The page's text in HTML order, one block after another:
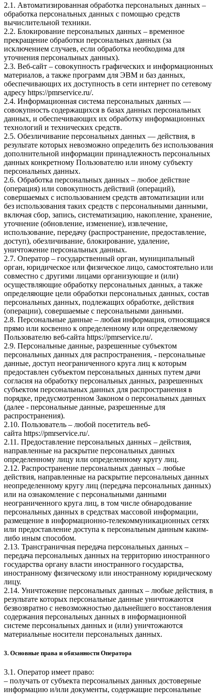
2.1. Автоматизированная обработка персональных данных –
обработка персональных данных с помощью средств
вычислительной техники.
2.2. Блокирование персональных данных – временное
прекращение обработки персональных данных (за
исключением случаев, если обработка необходима для
уточнения персональных данных).
2.3. Веб-сайт – совокупность графических и информационных
материалов, а также программ для ЭВМ и баз данных,
обеспечивающих их доступность в сети интернет по сетевому
адресу https://pmrservice.ru/.
2.4. Информационная система персональных данных —
совокупность содержащихся в базах данных персональных
данных, и обеспечивающих их обработку информационных
технологий и технических средств.
2.5. Обезличивание персональных данных — действия, в
результате которых невозможно определить без использования
дополнительной информации принадлежность персональных
данных конкретному Пользователю или иному субъекту
персональных данных.
2.6. Обработка персональных данных – любое действие
(операция) или совокупность действий (операций),
совершаемых с использованием средств автоматизации или
без использования таких средств с персональными данными,
включая сбор, запись, систематизацию, накопление, хранение,
уточнение (обновление, изменение), извлечение,
использование, передачу (распространение, предоставление,
доступ), обезличивание, блокирование, удаление,
уничтожение персональных данных.
2.7. Оператор – государственный орган, муниципальный
орган, юридическое или физическое лицо, самостоятельно или
совместно с другими лицами организующие и (или)
осуществляющие обработку персональных данных, а также
определяющие цели обработки персональных данных, состав
персональных данных, подлежащих обработке, действия
(операции), совершаемые с персональными данными.
2.8. Персональные данные – любая информация, относящаяся
прямо или косвенно к определенному или определяемому
Пользователю веб-сайта https://pmrservice.ru/.
2.9. Персональные данные, разрешенные субъектом
персональных данных для распространения, - персональные
данные, доступ неограниченного круга лиц к которым
предоставлен субъектом персональных данных путем дачи
согласия на обработку персональных данных, разрешенных
субъектом персональных данных для распространения в
порядке, предусмотренном Законом о персональных данных
(далее - персональные данные, разрешенные для
распространения).
2.10. Пользователь – любой посетитель веб-
сайта https://pmrservice.ru/.
2.11. Предоставление персональных данных – действия,
направленные на раскрытие персональных данных
определенному лицу или определенному кругу лиц.
2.12. Распространение персональных данных – любые
действия, направленные на раскрытие персональных данных
неопределенному кругу лиц (передача персональных данных)
или на ознакомление с персональными данными
неограниченного круга лиц, в том числе обнародование
персональных данных в средствах массовой информации,
размещение в информационно-телекоммуникационных сетях
или предоставление доступа к персональным данным каким-
либо иным способом.
2.13. Трансграничная передача персональных данных –
передача персональных данных на территорию иностранного
государства органу власти иностранного государства,
иностранному физическому или иностранному юридическому
лицу.
2.14. Уничтожение персональных данных – любые действия, в
результате которых персональные данные уничтожаются
безвозвратно с невозможностью дальнейшего восстановления
содержания персональных данных в информационной
системе персональных данных и (или) уничтожаются
материальные носители персональных данных.
3. Основные права и обязанности Оператора
3.1. Оператор имеет право:
– получать от субъекта персональных данных достоверные
информацию и/или документы, содержащие персональные